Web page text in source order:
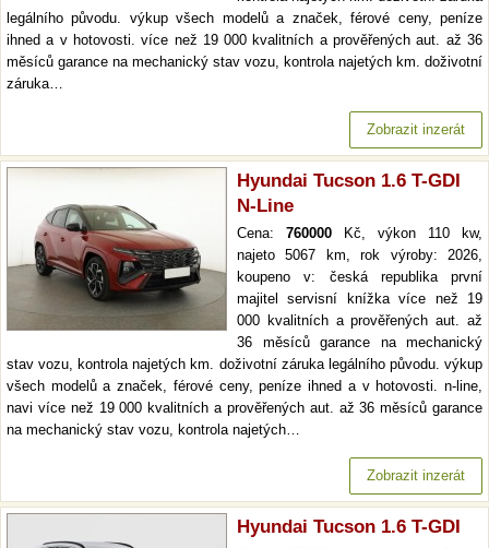
legálního původu. výkup všech modelů a značek, férové ceny, peníze
ihned a v hotovosti. více než 19 000 kvalitních a prověřených aut. až 36
měsíců garance na mechanický stav vozu, kontrola najetých km. doživotní
záruka…
Zobrazit inzerát
Hyundai Tucson 1.6 T-GDI
N-Line
Cena: 760000 Kč, výkon 110 kw,
najeto 5067 km, rok výroby: 2026,
koupeno v: česká republika první
majitel servisní knížka více než 19
000 kvalitních a prověřených aut. až
36 měsíců garance na mechanický
stav vozu, kontrola najetých km. doživotní záruka legálního původu. výkup
všech modelů a značek, férové ceny, peníze ihned a v hotovosti. n-line,
navi více než 19 000 kvalitních a prověřených aut. až 36 měsíců garance
na mechanický stav vozu, kontrola najetých…
Zobrazit inzerát
Hyundai Tucson 1.6 T-GDI